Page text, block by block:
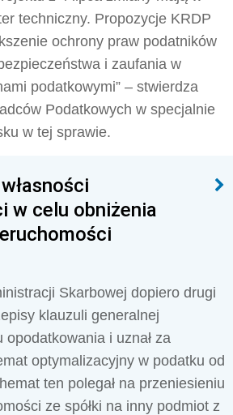
techniczny. Propozycje KRDP
ochrony praw podatników
i zaufania w
podatkowymi” – stwierdza
Podatkowych w specjalnie
w tej sprawie.
w celu obniżenia
Skarbowej dopiero drugi
klauzuli generalnej
opodatkowania i uznał za
optymalizacyjny w podatku od
ten polegał na przeniesieniu
ze spółki na inny podmiot z